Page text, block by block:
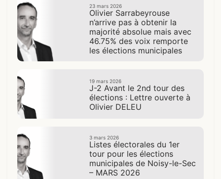
23 mars 2026
Olivier Sarrabeyrouse
n’arrive pas à obtenir la
majorité absolue mais avec
46.75% des voix remporte
les élections municipales
19 mars 2026
J-2 Avant le 2nd tour des
élections : Lettre ouverte à
Olivier DELEU
3 mars 2026
Listes électorales du 1er
tour pour les élections
municipales de Noisy-le-Sec
– MARS 2026